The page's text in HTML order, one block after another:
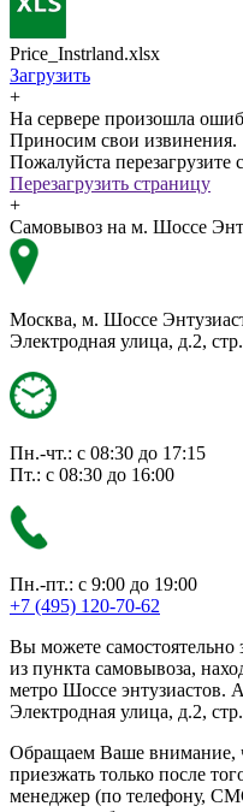
Price_Instrland.xlsx
Загрузить
+
На сервере произошла
Приносим свои извинения.
Пожалуйста перезагрузите
Перезагрузить страницу
+
Самовывоз на м. Шоссе
Москва, м. Шоссе
Электродная улица, д.2,
Пн.-чт.: с 08:30 до 17:15
Пт.: с 08:30 до 16:00
Пн.-пт.: с 9:00 до 19:00
+7 (495) 120-70-62
Вы можете самостоятельно
из пункта самовывоза,
метро Шоссе энтузиастов.
Электродная улица, д.2,
Обращаем Ваше внимание,
приезжать только после
менеджер (по телефону,